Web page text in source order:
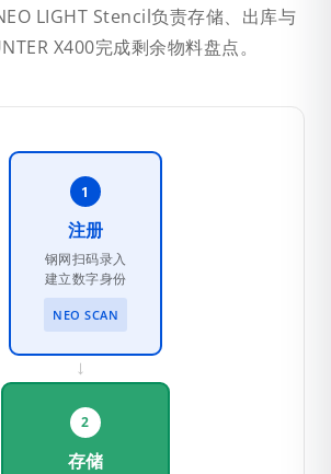
LIGHT Stencil负责存储、出库与
X400完成剩余物料盘点。
1
注册
钢网扫码录入
建立数字身份
NEO SCAN
→
2
存储